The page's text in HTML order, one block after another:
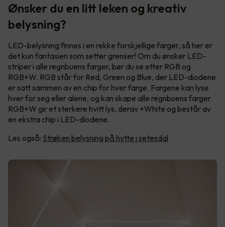
Ønsker du en litt leken og kreativ
belysning?
LED-belysning finnes i en rekke forskjellige farger, så her er
det kun fantasien som setter grenser! Om du ønsker LED-
striper i alle regnbuens farger, bør du se etter RGB og
RGB+W. RGB står for Red, Green og Blue, der LED-diodene
er satt sammen av en chip for hver farge. Fargene kan lyse
hver for seg eller alene, og kan skape alle regnbuens farger.
RGB+W gir et sterkere hvitt lys, derav +White og består av
en ekstra chip i LED-diodene.
Les også: Strøken belysning på hytte i setesdal